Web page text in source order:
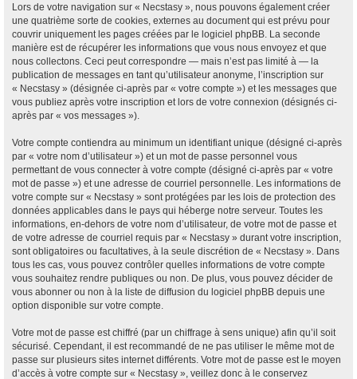
Lors de votre navigation sur « Necstasy », nous pouvons également créer
une quatrième sorte de cookies, externes au document qui est prévu pour
couvrir uniquement les pages créées par le logiciel phpBB. La seconde
manière est de récupérer les informations que vous nous envoyez et que
nous collectons. Ceci peut correspondre — mais n’est pas limité à — la
publication de messages en tant qu’utilisateur anonyme, l’inscription sur
« Necstasy » (désignée ci-après par « votre compte ») et les messages que
vous publiez après votre inscription et lors de votre connexion (désignés ci-
après par « vos messages »).
Votre compte contiendra au minimum un identifiant unique (désigné ci-après
par « votre nom d’utilisateur ») et un mot de passe personnel vous
permettant de vous connecter à votre compte (désigné ci-après par « votre
mot de passe ») et une adresse de courriel personnelle. Les informations de
votre compte sur « Necstasy » sont protégées par les lois de protection des
données applicables dans le pays qui héberge notre serveur. Toutes les
informations, en-dehors de votre nom d’utilisateur, de votre mot de passe et
de votre adresse de courriel requis par « Necstasy » durant votre inscription,
sont obligatoires ou facultatives, à la seule discrétion de « Necstasy ». Dans
tous les cas, vous pouvez contrôler quelles informations de votre compte
vous souhaitez rendre publiques ou non. De plus, vous pouvez décider de
vous abonner ou non à la liste de diffusion du logiciel phpBB depuis une
option disponible sur votre compte.
Votre mot de passe est chiffré (par un chiffrage à sens unique) afin qu’il soit
sécurisé. Cependant, il est recommandé de ne pas utiliser le même mot de
passe sur plusieurs sites internet différents. Votre mot de passe est le moyen
d’accès à votre compte sur « Necstasy », veillez donc à le conservez